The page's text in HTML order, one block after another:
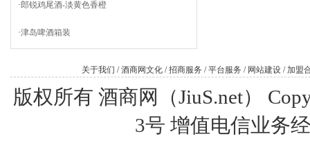
·郎锐鸡尾酒-淡黄色香橙
·津岛啤酒箱装
关于我们 /酒商网文化 /招商服务 /平台服务 / 网站建设 /加盟
版权所有 酒商网（JiuS.net）
3号 增值电信业务